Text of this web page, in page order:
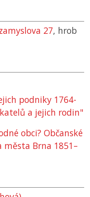
27, hrob
podniky 1764-
a jejich rodin"
obci? Občanské
města Brna 1851–